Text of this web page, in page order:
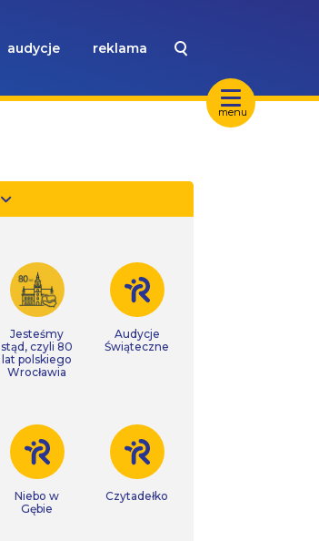
menu
audycje reklama
Jesteśmy
stąd, czyli 80
lat polskiego
Wrocławia
Audycje
Świąteczne
Niebo w
Gębie
Czytadełko